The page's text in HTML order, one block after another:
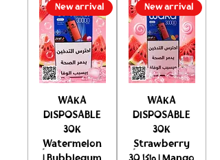
New arrival
WAKA
DISPOSABLE
30K
ٍStrawberry
New arrival
WAKA
DISPOSABLE
30K
ٍWatermelon